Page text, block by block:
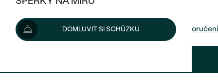
KOMBINOVANÉ ZLATO
DLE STYLU
POSTRANNÍ KAMENY
HALO
VÝPRODEJ
KDYŽ ŠPERKY POMÁHAJÍ
DLE TYPU
PLATINOVÉ
ZLATÉ
STŘÍBRNÉ
ŠPERKY SKLADEM
VÝPRODEJ
DLE MATERIÁLU
DOMLUVIT SI SCHŮZKU
64 520 Kč
Možnosti doručení